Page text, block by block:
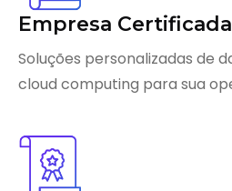
Empresa Certificada
Soluções personalizadas de
cloud computing para sua